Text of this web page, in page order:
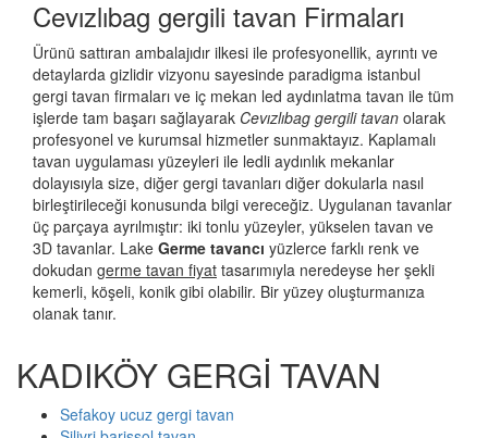
Cevızlıbag gergili tavan Firmaları
Ürünü sattıran ambalajıdır ilkesi ile profesyonellik, ayrıntı ve
detaylarda gizlidir vizyonu sayesinde paradigma istanbul
gergi tavan firmaları ve iç mekan led aydınlatma tavan ile tüm
işlerde tam başarı sağlayarak Cevızlıbag gergili tavan olarak
profesyonel ve kurumsal hizmetler sunmaktayız. Kaplamalı
tavan uygulaması yüzeyleri ile ledli aydınlık mekanlar
dolayısıyla size, diğer gergi tavanları diğer dokularla nasıl
birleştirileceği konusunda bilgi vereceğiz. Uygulanan tavanlar
üç parçaya ayrılmıştır: iki tonlu yüzeyler, yükselen tavan ve
3D tavanlar. Lake Germe tavancı yüzlerce farklı renk ve
dokudan germe tavan fiyat tasarımıyla neredeyse her şekli
kemerli, köşeli, konik gibi olabilir. Bir yüzey oluşturmanıza
olanak tanır.
KADIKÖY GERGİ TAVAN
Sefakoy ucuz gergi tavan